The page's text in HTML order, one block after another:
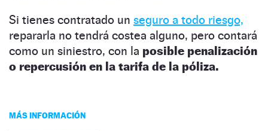
Si tienes contratado un seguro a todo riesgo,
repararla no tendrá costea alguno, pero contará
como un siniestro, con la posible penalización
o repercusión en la tarifa de la póliza.
MÁS INFORMACIÓN